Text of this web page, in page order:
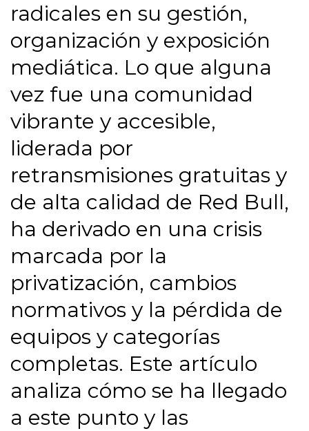
radicales en su gestión,
organización y exposición
mediática. Lo que alguna
vez fue una comunidad
vibrante y accesible,
liderada por
retransmisiones gratuitas y
de alta calidad de Red Bull,
ha derivado en una crisis
marcada por la
privatización, cambios
normativos y la pérdida de
equipos y categorías
completas. Este artículo
analiza cómo se ha llegado
a este punto y las